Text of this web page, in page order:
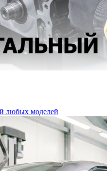
любых моделей